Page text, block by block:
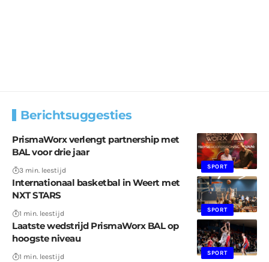
Berichtsuggesties
SPORT
PrismaWorx verlengt partnership met
BAL voor drie jaar
3 min. leestijd
SPORT
Internationaal basketbal in Weert met
NXT STARS
1 min. leestijd
SPORT
Laatste wedstrijd PrismaWorx BAL op
hoogste niveau
1 min. leestijd